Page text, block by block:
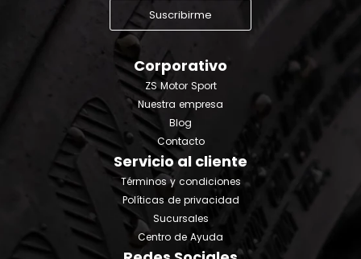
Suscribirme
Corporativo
ZS Motor Sport
Nuestra empresa
Blog
Contacto
Servicio al cliente
Términos y condiciones
Políticas de privacidad
Sucursales
Centro de Ayuda